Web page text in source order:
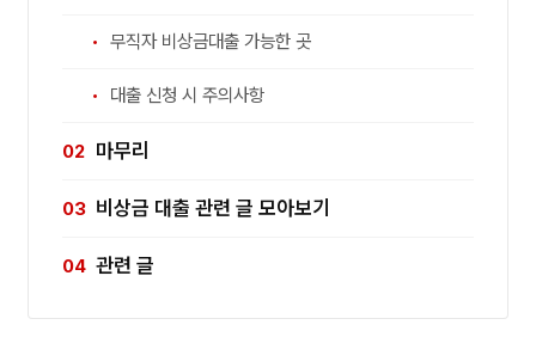
무직자 비상금대출 가능한 곳
대출 신청 시 주의사항
마무리
비상금 대출 관련 글 모아보기
관련 글